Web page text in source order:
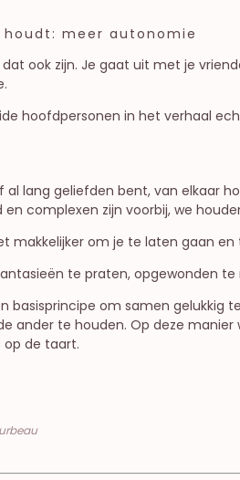
meer autonomie
ook zijn. Je gaat uit met je
hoofdpersonen in het verhaal
lang geliefden bent, van elkaar
complexen zijn voorbij, we
makkelijker om je te laten gaan
te praten, opgewonden
basisprincipe om samen gelukkig
ander te houden. Op deze
op de taart.